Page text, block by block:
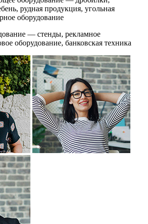
рудная продукция, угольная
оборудование
— стенды, рекламное
оборудование, банковская техника